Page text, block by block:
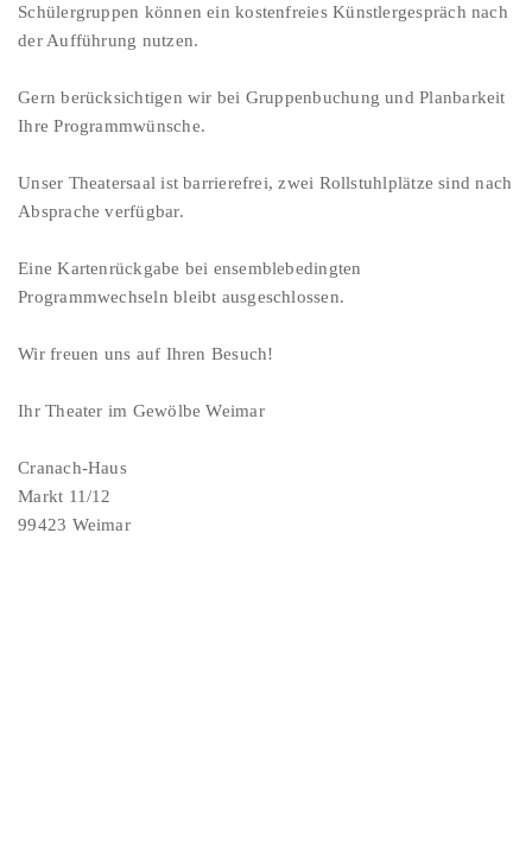
Schülergruppen können ein kostenfreies Künstlergespräch nach
der Aufführung nutzen.
Gern berücksichtigen wir bei Gruppenbuchung und Planbarkeit
Ihre Programmwünsche.
Unser Theatersaal ist barrierefrei, zwei Rollstuhlplätze sind nach
Absprache verfügbar.
Eine Kartenrückgabe bei ensemblebedingten
Programmwechseln bleibt ausgeschlossen.
Wir freuen uns auf Ihren Besuch!
Ihr Theater im Gewölbe Weimar
Cranach-Haus
Markt 11/12
99423 Weimar